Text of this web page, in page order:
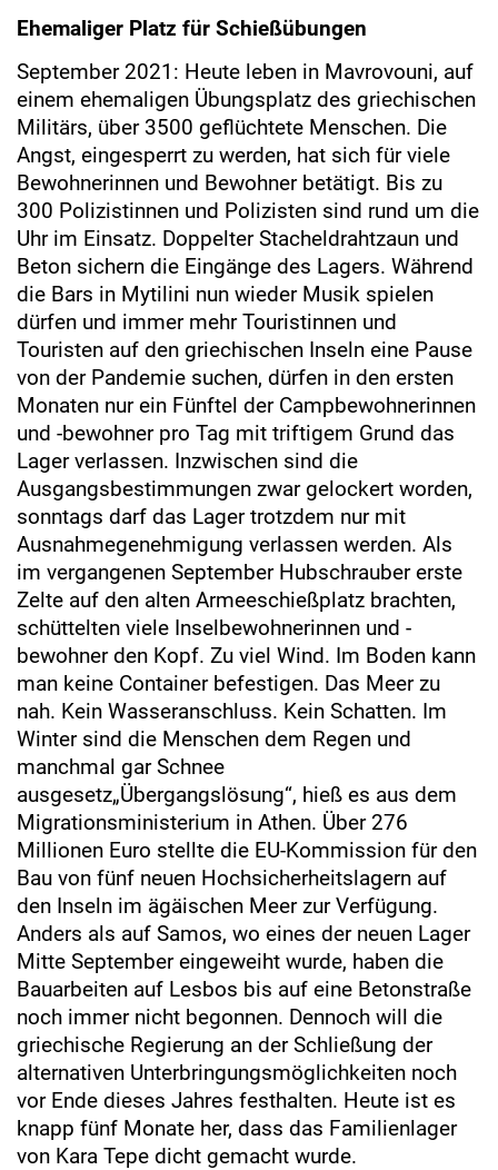
Ehemaliger Platz für Schießübungen
September 2021: Heute leben in Mavrovouni, auf
einem ehemaligen Übungsplatz des griechischen
Militärs, über 3500 geflüchtete Menschen. Die
Angst, eingesperrt zu werden, hat sich für viele
Bewohnerinnen und Bewohner betätigt. Bis zu
300 Polizistinnen und Polizisten sind rund um die
Uhr im Einsatz. Doppelter Stacheldrahtzaun und
Beton sichern die Eingänge des Lagers. Während
die Bars in Mytilini nun wieder Musik spielen
dürfen und immer mehr Touristinnen und
Touristen auf den griechischen Inseln eine Pause
von der Pandemie suchen, dürfen in den ersten
Monaten nur ein Fünftel der Campbewohnerinnen
und -bewohner pro Tag mit triftigem Grund das
Lager verlassen. Inzwischen sind die
Ausgangsbestimmungen zwar gelockert worden,
sonntags darf das Lager trotzdem nur mit
Ausnahmegenehmigung verlassen werden. Als
im vergangenen September Hubschrauber erste
Zelte auf den alten Armeeschießplatz brachten,
schüttelten viele Inselbewohnerinnen und -
bewohner den Kopf. Zu viel Wind. Im Boden kann
man keine Container befestigen. Das Meer zu
nah. Kein Wasseranschluss. Kein Schatten. Im
Winter sind die Menschen dem Regen und
manchmal gar Schnee
ausgesetz„Übergangslösung“, hieß es aus dem
Migrationsministerium in Athen. Über 276
Millionen Euro stellte die EU-Kommission für den
Bau von fünf neuen Hochsicherheitslagern auf
den Inseln im ägäischen Meer zur Verfügung.
Anders als auf Samos, wo eines der neuen Lager
Mitte September eingeweiht wurde, haben die
Bauarbeiten auf Lesbos bis auf eine Betonstraße
noch immer nicht begonnen. Dennoch will die
griechische Regierung an der Schließung der
alternativen Unterbringungsmöglichkeiten noch
vor Ende dieses Jahres festhalten. Heute ist es
knapp fünf Monate her, dass das Familienlager
von Kara Tepe dicht gemacht wurde.